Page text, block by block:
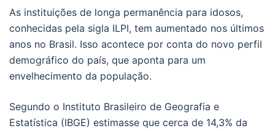
As instituições de longa permanência para idosos,
conhecidas pela sigla ILPI, tem aumentado nos últimos
anos no Brasil. Isso acontece por conta do novo perfil
demográfico do país, que aponta para um
envelhecimento da população.
Segundo o Instituto Brasileiro de Geografia e
Estatística (IBGE) estimasse que cerca de 14,3% da